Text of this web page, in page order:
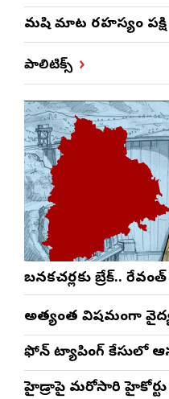
మనిషి మాట రహస్యం
పాలిటిక్స్
బనకచర్లకు బ్రేక్..
అత్యంత విషమంగా వైద్య
ఫోన్ ట్యాపింగ్ కేసులో
హైడ్రాపై మరోసారి హైకోర్టు